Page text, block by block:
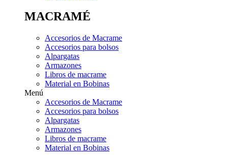
MACRAMÉ
Accesorios de Macrame
Accesorios para bolsos
Alpargatas
Armazones
Libros de macrame
Material en Bobinas
Menú
Accesorios de Macrame
Accesorios para bolsos
Alpargatas
Armazones
Libros de macrame
Material en Bobinas